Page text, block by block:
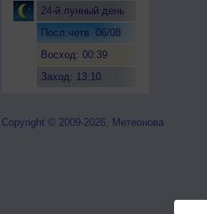
24-й лунный день
Посл.четв. 06/08
Восход: 00:39
Заход: 13:10
Copyright © 2009-2026, Метеонова